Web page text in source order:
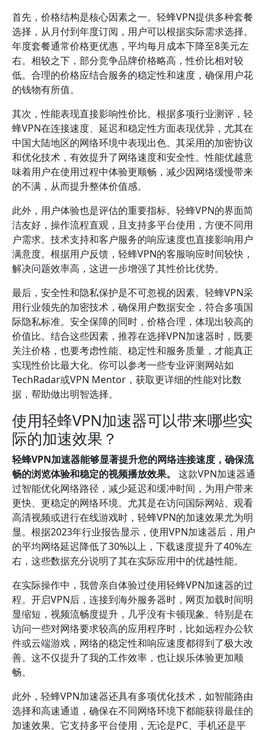
首先，价格结构是核心因素之一。轻蜂VPN提供多种套餐
选择，从月付到年度订阅，用户可以根据实际需求选择。
年度套餐通常价格更优惠，平均每月成本下降至8美元左
右。相较之下，部分竞争品牌价格略高，性价比相对较
低。合理的价格应结合服务的稳定性和速度，确保用户花
的钱物有所值。
其次，性能表现直接影响性价比。根据多项行业测评，轻
蜂VPN在连接速度、延迟和稳定性方面表现优异，尤其在
中国大陆地区的网络环境中表现出色。其采用的加密协议
和优化技术，有效提升了网络速度和安全性。性能优越意
味着用户在使用过程中体验更顺畅，减少因网络缓慢带来
的不满，从而提升整体价值感。
此外，用户体验也是评估的重要指标。轻蜂VPN的界面简
洁友好，操作流程直观，且支持多平台使用，方便不同用
户需求。技术支持和客户服务的响应速度也直接影响用户
满意度。根据用户反馈，轻蜂VPN的客服响应时间较快，
解决问题效率高，这进一步增强了其性价比优势。
最后，安全性和隐私保护是不可忽视的因素。轻蜂VPN采
用行业领先的加密技术，确保用户数据安全，符合多项国
际隐私标准。安全保障的同时，价格合理，体现出较高的
价值比。结合这些因素，推荐在选择VPN加速器时，既要
关注价格，也要考虑性能、稳定性和服务质量，才能真正
实现性价比最大化。你可以参考一些专业评测网站如
TechRadar或VPN Mentor，获取更详细的性能对比数
据，帮助做出明智选择。
使用轻蜂VPN加速器可以带来哪些实
际的加速效果？
轻蜂VPN加速器能够显著提升您的网络连接速度，确保流
畅的浏览体验和稳定的视频播放效果。
这款VPN加速器通
过智能优化网络路径，减少延迟和缓冲时间，为用户带来
更快、更稳定的网络环境。尤其是在访问国际网站、观看
高清视频或进行在线游戏时，轻蜂VPN的加速效果尤为明
显。根据2023年行业报告显示，使用VPN加速器后，用户
的平均网络延迟降低了30%以上，下载速度提升了40%左
右，这些数据充分说明了其在实际应用中的优越性能。
在实际操作中，我曾亲自体验过使用轻蜂VPN加速器的过
程。开启VPN后，连接到海外服务器时，网页加载时间明
显缩短，视频流畅度提升，几乎没有卡顿现象。特别是在
访问一些对网络要求较高的应用程序时，比如远程办公软
件或云端游戏，网络的稳定性和响应速度都得到了极大改
善。这不仅提升了我的工作效率，也让娱乐体验更加顺
畅。
此外，轻蜂VPN加速器还具有多项优化技术，如智能路由
选择和高速通道，确保在不同网络环境下都能获得最佳的
加速效果。它支持多平台使用，无论是PC、手机还是平